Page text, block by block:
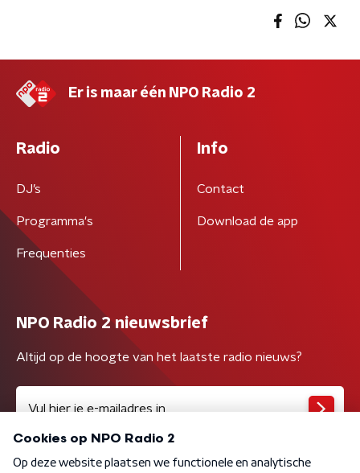
Er is maar één NPO Radio 2
Radio
DJ’s
Programma's
Frequenties
Info
Contact
Download de app
NPO Radio 2 nieuwsbrief
Altijd op de hoogte van het laatste radio nieuws?